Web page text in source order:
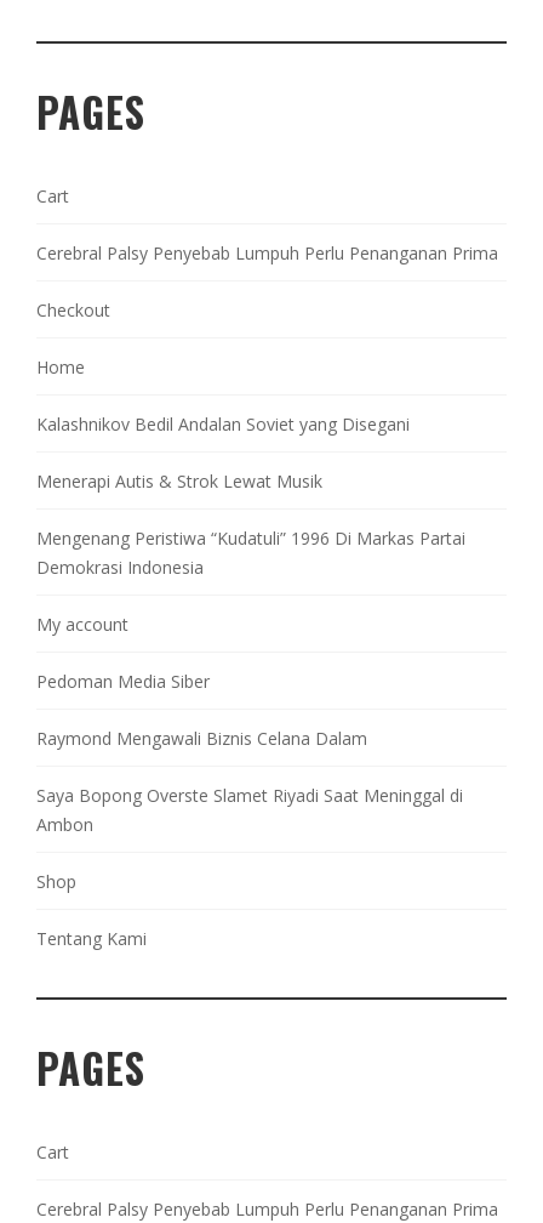
PAGES
Cart
Cerebral Palsy Penyebab Lumpuh Perlu Penanganan Prima
Checkout
Home
Kalashnikov Bedil Andalan Soviet yang Disegani
Menerapi Autis & Strok Lewat Musik
Mengenang Peristiwa “Kudatuli” 1996 Di Markas Partai
Demokrasi Indonesia
My account
Pedoman Media Siber
Raymond Mengawali Biznis Celana Dalam
Saya Bopong Overste Slamet Riyadi Saat Meninggal di
Ambon
Shop
Tentang Kami
PAGES
Cart
Cerebral Palsy Penyebab Lumpuh Perlu Penanganan Prima